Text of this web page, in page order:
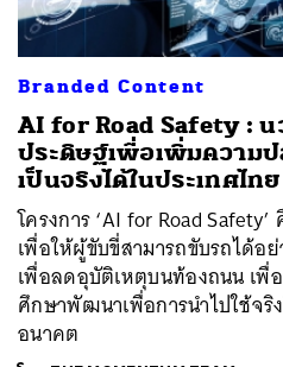
Branded Content
AI for Road Safety :
ประดิษฐ์เพื่อเพิ่มความ
เป็นจริงได้ในประเทศไทย
โครงการ ‘AI for Road
เพื่อให้ผู้ขับขี่สามารถขับรถได้อ
เพื่อลดอุบัติเหตุบนท้องถนน เพื่
ศึกษาพัฒนาเพื่อการนำไปใช้จ
อนาคต